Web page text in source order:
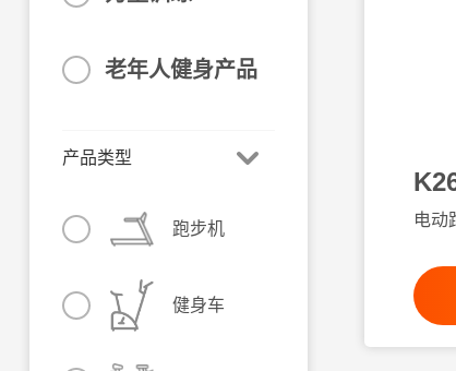
老年人健身产品
产品类型
跑步机
健身车
电动